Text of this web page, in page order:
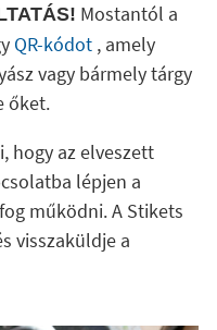
Mostantól a
QR-kódot, amely
vagy bármely tárgy
őket.
hogy az elveszett
lépjen a
működni. A Stikets
visszaküldje a